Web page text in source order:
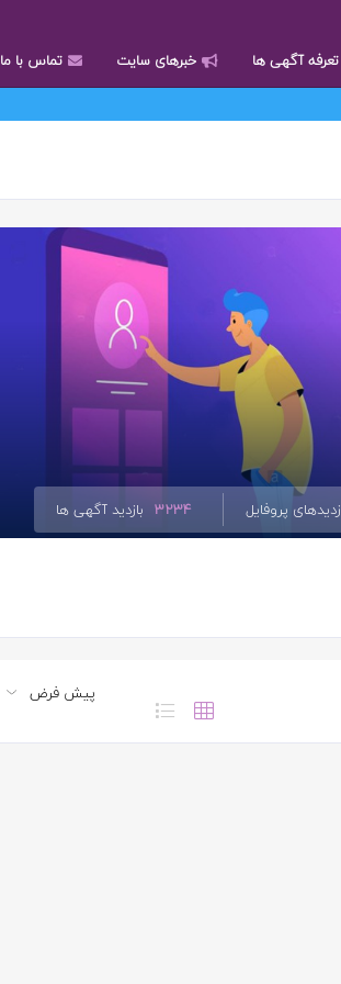
تعرفه آگهی ها خبرهای سایت
تماس با ما
پروفایل 3234 بازدید آگهی ها